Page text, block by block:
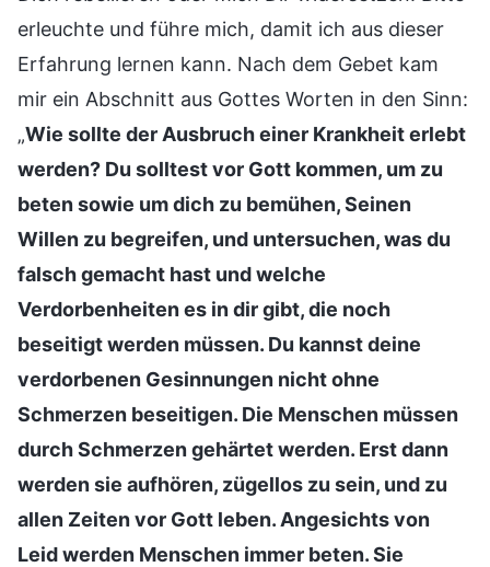
erleuchte und führe mich, damit ich aus dieser
Erfahrung lernen kann. Nach dem Gebet kam
mir ein Abschnitt aus Gottes Worten in den Sinn:
„Wie sollte der Ausbruch einer Krankheit erlebt
werden? Du solltest vor Gott kommen, um zu
beten sowie um dich zu bemühen, Seinen
Willen zu begreifen, und untersuchen, was du
falsch gemacht hast und welche
Verdorbenheiten es in dir gibt, die noch
beseitigt werden müssen. Du kannst deine
verdorbenen Gesinnungen nicht ohne
Schmerzen beseitigen. Die Menschen müssen
durch Schmerzen gehärtet werden. Erst dann
werden sie aufhören, zügellos zu sein, und zu
allen Zeiten vor Gott leben. Angesichts von
Leid werden Menschen immer beten. Sie